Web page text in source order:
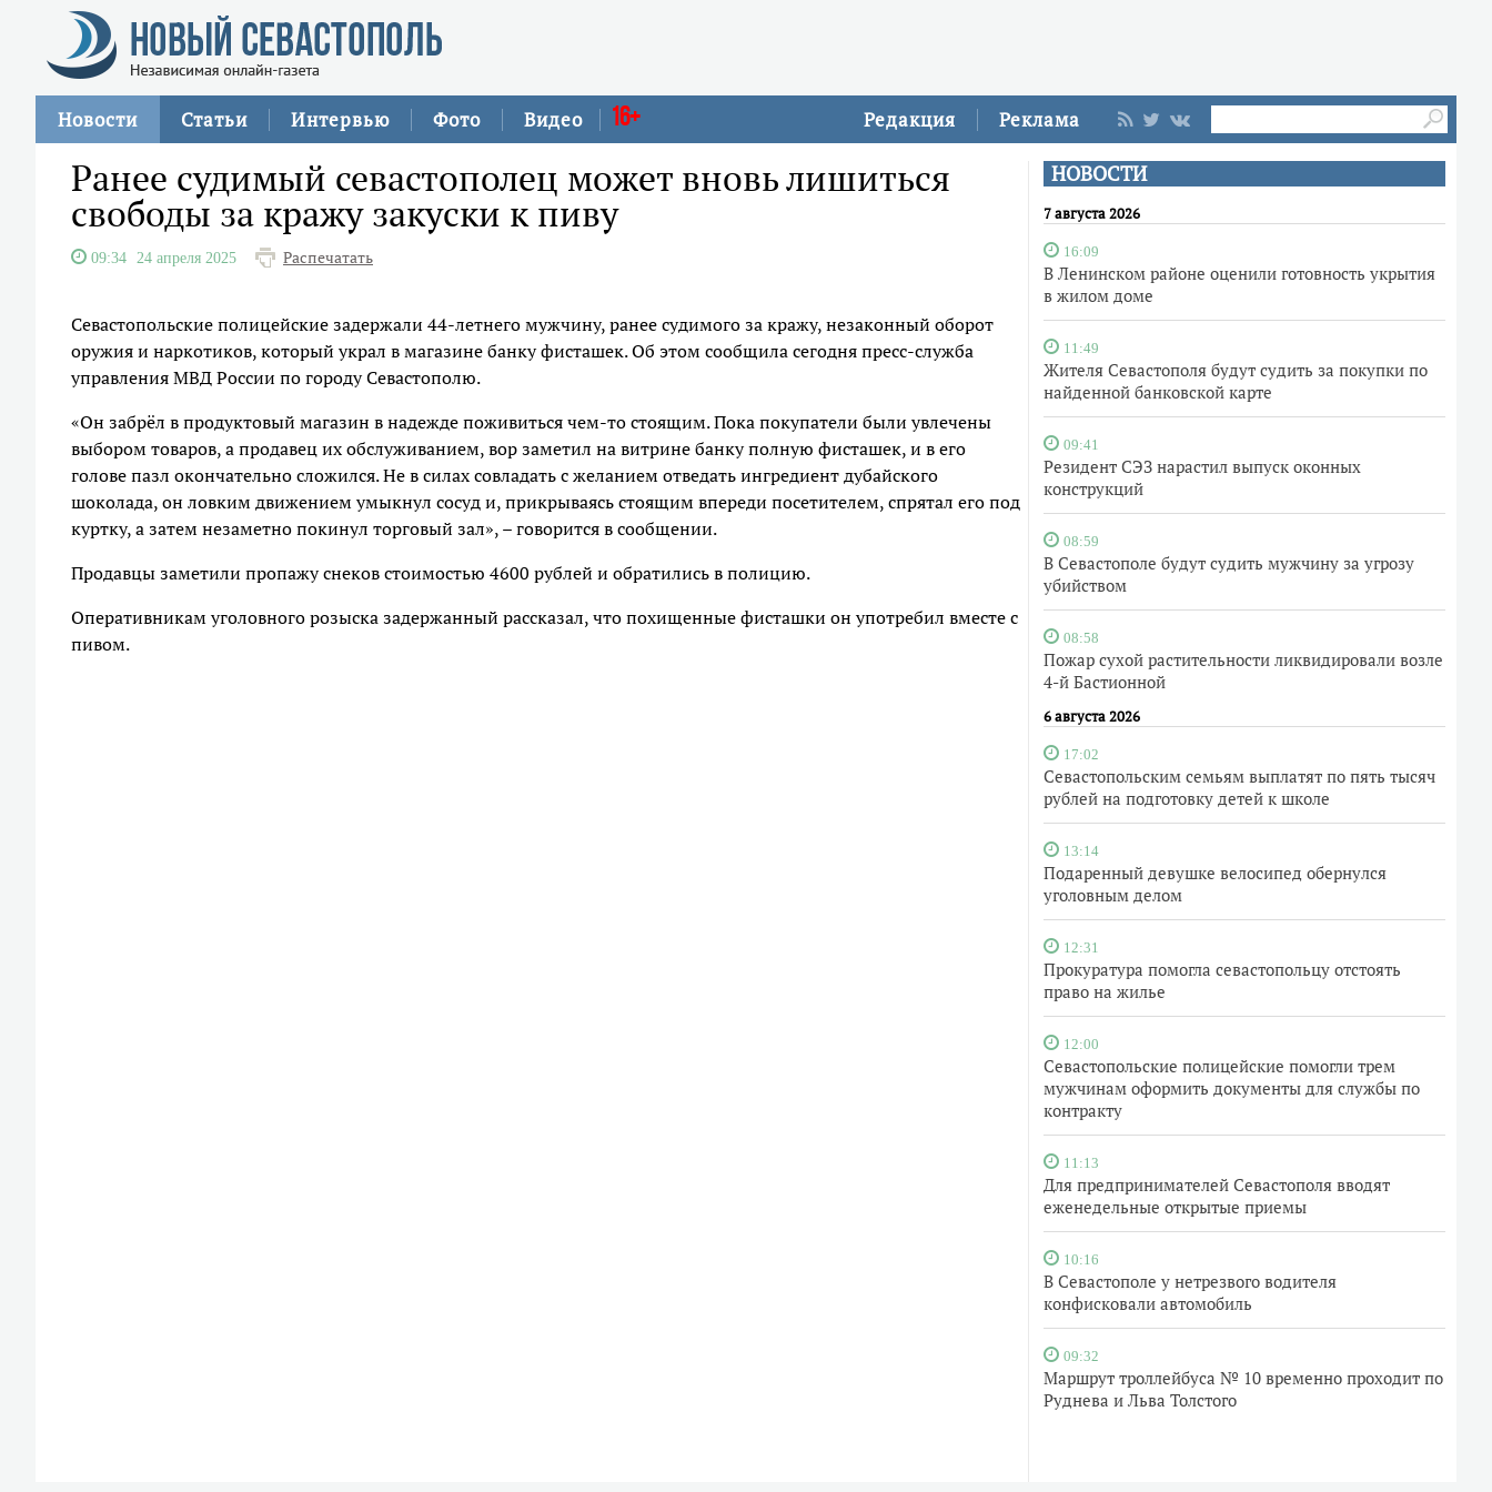
Редакция Реклама
Новости Статьи Интервью Фото Видео 16+
НОВОСТИ
7 августа 2026
16:09
В Ленинском районе оценили готовность укрытия
в жилом доме
11:49
Жителя Севастополя будут судить за покупки по
найденной банковской карте
09:41
Резидент СЭЗ нарастил выпуск оконных
конструкций
08:59
В Севастополе будут судить мужчину за угрозу
убийством
08:58
Пожар сухой растительности ликвидировали возле
4-й Бастионной
6 августа 2026
17:02
Севастопольским семьям выплатят по пять тысяч
рублей на подготовку детей к школе
13:14
Подаренный девушке велосипед обернулся
уголовным делом
12:31
Прокуратура помогла севастопольцу отстоять
право на жилье
12:00
Севастопольские полицейские помогли трем
мужчинам оформить документы для службы по
контракту
11:13
Для предпринимателей Севастополя вводят
еженедельные открытые приемы
10:16
В Севастополе у нетрезвого водителя
конфисковали автомобиль
09:32
Маршрут троллейбуса № 10 временно проходит по
Руднева и Льва Толстого
Ранее судимый севастополец может вновь лишиться
свободы за кражу закуски к пиву
09:34 24 апреля 2025 Распечатать
Севастопольские полицейские задержали 44-летнего мужчину, ранее судимого за кражу, незаконный оборот
оружия и наркотиков, который украл в магазине банку фисташек. Об этом сообщила сегодня пресс-служба
управления МВД России по городу Севастополю.
«Он забрёл в продуктовый магазин в надежде поживиться чем-то стоящим. Пока покупатели были увлечены
выбором товаров, а продавец их обслуживанием, вор заметил на витрине банку полную фисташек, и в его
голове пазл окончательно сложился. Не в силах совладать с желанием отведать ингредиент дубайского
шоколада, он ловким движением умыкнул сосуд и, прикрываясь стоящим впереди посетителем, спрятал его под
куртку, а затем незаметно покинул торговый зал», – говорится в сообщении.
Продавцы заметили пропажу снеков стоимостью 4600 рублей и обратились в полицию.
Оперативникам уголовного розыска задержанный рассказал, что похищенные фисташки он употребил вместе с
пивом.